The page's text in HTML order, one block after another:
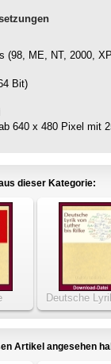
(98, ME, NT, 2000,
Bit)
640 x 480 Pixel mit
dieser Kategorie:
1690-
Deutsche
Luther bis
Artikel angesehen